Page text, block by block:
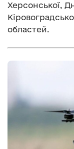
Херсонської,
областей.